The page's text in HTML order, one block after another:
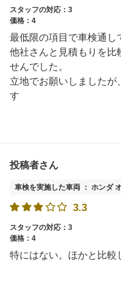
スタッフの対応：3
価格：4
最低限の項目で車検通し
他社さんと見積もりを比
せんでした。
立地でお願いしました
す
投稿者さん
車検を実施した車両 ： ホンダ
3.3
スタッフの対応：3
価格：4
特にはない。ほかと比較